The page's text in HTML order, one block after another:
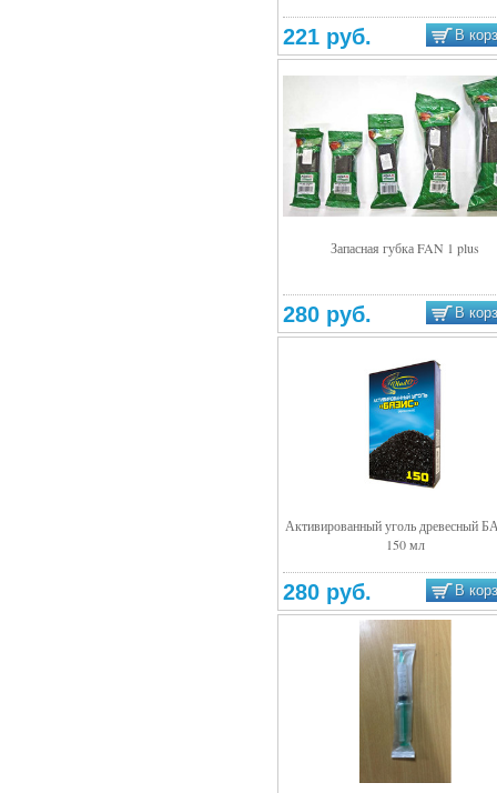
221 руб. В
Запасная губка FAN 1 plus
280 руб. В
Активированный уголь древесный
150 мл
280 руб. В